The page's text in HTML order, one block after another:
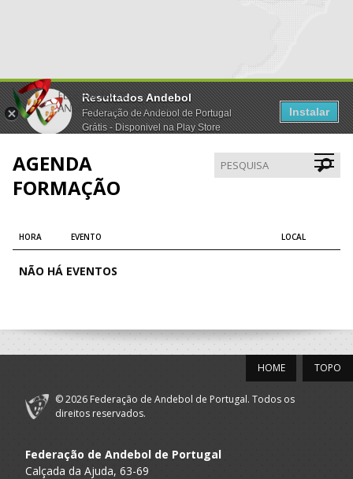
Resultados Andebol
Federação de Andebol de Portugal
Grátis - Disponivel na Play Store
Instalar
AGENDA
FORMAÇÃO
HORA EVENTO LOCAL
NÃO HÁ EVENTOS
TOPO
HOME
© 2026 Federação de Andebol de Portugal. Todos os
direitos reservados.
Federação de Andebol de Portugal
Calçada da Ajuda, 63-69